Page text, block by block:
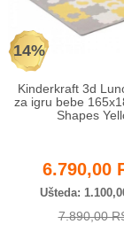
14%
Kinderkraft 3d
za igru bebe
Shapes
6.790,00
Ušteda
7.890,00